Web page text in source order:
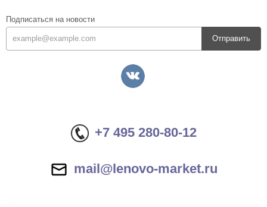
Подписаться на новости
Отправить
+7 495 280-80-12
mail@lenovo-market.ru